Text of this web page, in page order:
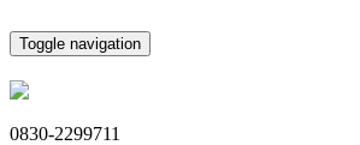
Toggle navigation
0830-2299711